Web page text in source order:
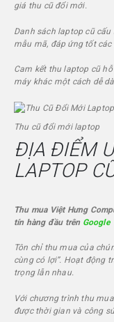
giá thu cũ đổi mới.
Danh sách laptop cũ
mẫu mã, đáp ứng tốt
Cam kết thu laptop cũ
máy khác một cách dễ
Thu cũ đổi mới laptop
ĐỊA ĐIỂM
LAPTOP
Thu mua Việt Hưng
tín hàng đầu trên Google
Tôn chỉ thu mua của
cùng có lợi”. Hoạt động
trọng lẫn nhau.
Với chương trình thu
được thời gian và công